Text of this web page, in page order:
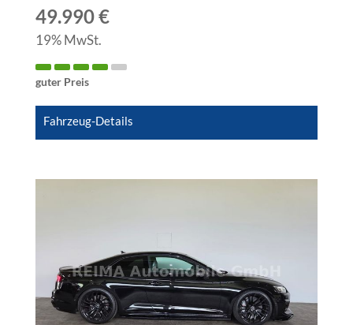
49.990 €
19% MwSt.
guter Preis
Fahrzeug-Details